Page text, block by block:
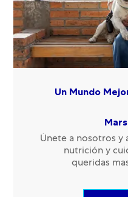
Un Mundo
Únete a nosotros y
nutrición y
queridas